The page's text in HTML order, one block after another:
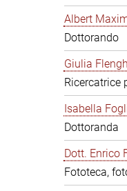
Albert
Dottorando
Giulia
Ricercatrice
Isabella
Dottoranda
Dott. Enrico
Fototeca,